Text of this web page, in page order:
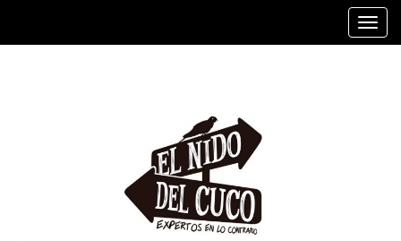
Nido
Del
Cuco